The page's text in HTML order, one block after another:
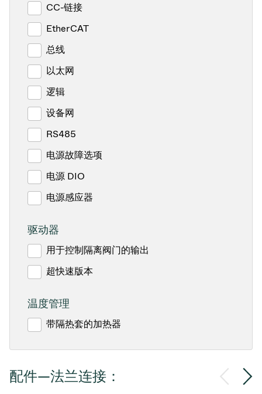
CC-链接
EtherCAT
总线
以太网
逻辑
设备网
RS485
电源故障选项
电源 DIO
电源感应器
驱动器
用于控制隔离阀门的输出
超快速版本
温度管理
带隔热套的加热器
配件—法兰连接：